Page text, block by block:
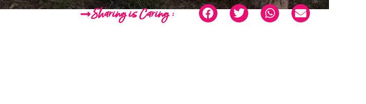
Sharing is Caring :